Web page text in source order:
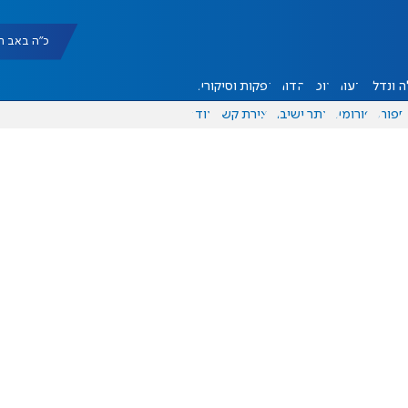
כ"ה באב תשפ"ו
ונדל"ן דעות אוכל יהדות הפקות וסיקורים
ספורט פורומים אתר ישיבה יצירת קשר עוד